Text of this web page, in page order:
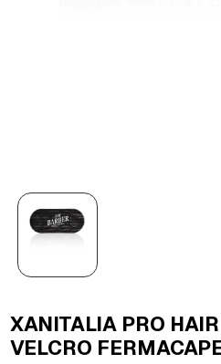
XANITALIA PRO
VELCRO